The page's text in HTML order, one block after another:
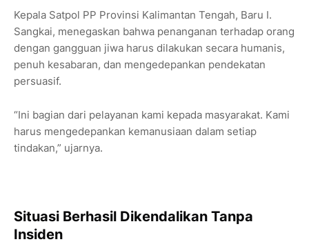
Kepala Satpol PP Provinsi Kalimantan Tengah, Baru I.
Sangkai, menegaskan bahwa penanganan terhadap orang
dengan gangguan jiwa harus dilakukan secara humanis,
penuh kesabaran, dan mengedepankan pendekatan
persuasif.
“Ini bagian dari pelayanan kami kepada masyarakat. Kami
harus mengedepankan kemanusiaan dalam setiap
tindakan,” ujarnya.
Situasi Berhasil Dikendalikan Tanpa
Insiden